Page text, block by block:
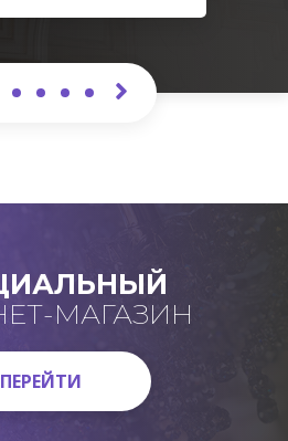
МАГАЗИН
ПЕРЕЙТИ
ПЕРЕЙТИ